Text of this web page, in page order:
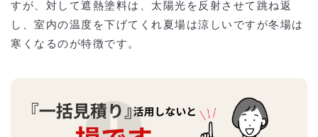
すが、対して遮熱塗料は、太陽光を反射させて跳ね返
し、室内の温度を下げてくれ夏場は涼しいですが冬場は
寒くなるのが特徴です。